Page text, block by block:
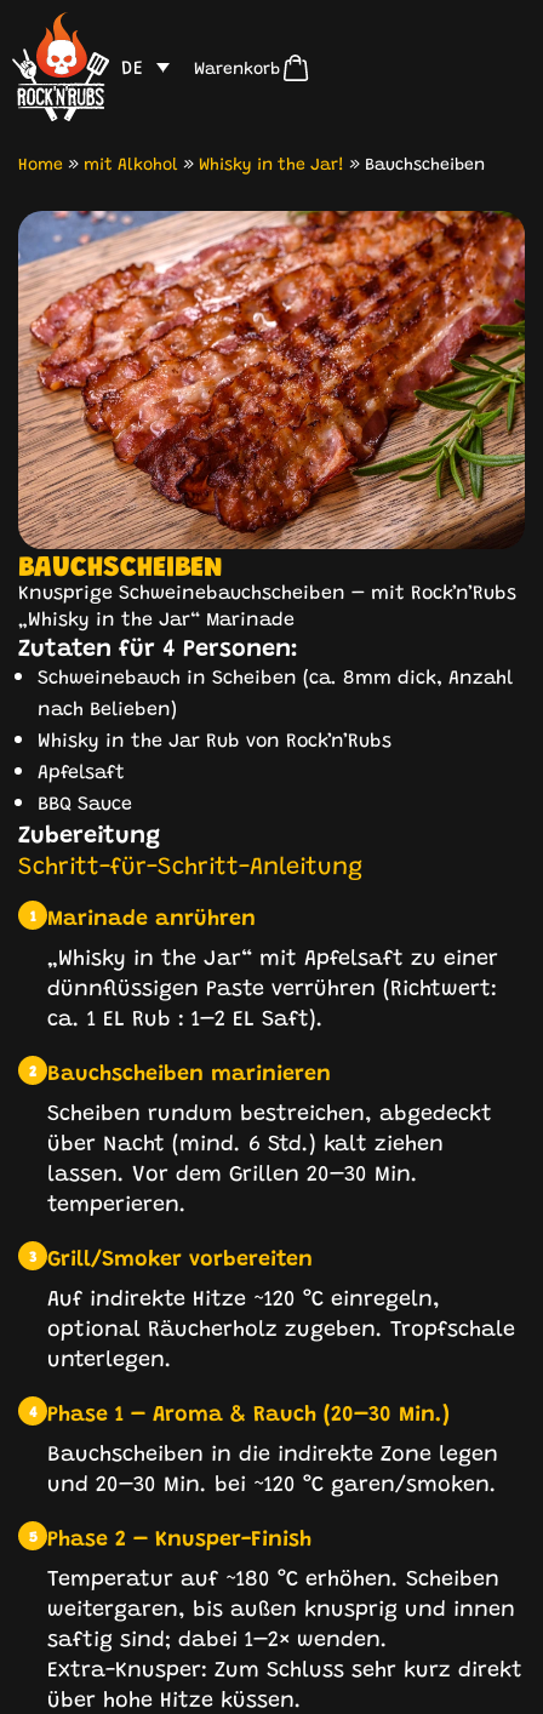
DE Warenkorb
Home » mit Alkohol » Whisky in the Jar! » Bauchscheiben
BAUCHSCHEIBEN
Knusprige Schweinebauchscheiben – mit Rock’n’Rubs
„Whisky in the Jar“ Marinade
Zutaten für 4 Personen:
Schweinebauch in Scheiben (ca. 8mm dick, Anzahl
nach Belieben)
Whisky in the Jar Rub von Rock’n’Rubs
Apfelsaft
BBQ Sauce
Zubereitung
Schritt-für-Schritt-Anleitung
1 Marinade anrühren
„Whisky in the Jar“ mit Apfelsaft zu einer
dünnflüssigen Paste verrühren (Richtwert:
ca. 1 EL Rub : 1–2 EL Saft).
2 Bauchscheiben marinieren
Scheiben rundum bestreichen, abgedeckt
über Nacht (mind. 6 Std.) kalt ziehen
lassen. Vor dem Grillen 20–30 Min.
temperieren.
3 Grill/Smoker vorbereiten
Auf indirekte Hitze ~120 °C einregeln,
optional Räucherholz zugeben. Tropfschale
unterlegen.
4 Phase 1 – Aroma & Rauch (20–30 Min.)
Bauchscheiben in die indirekte Zone legen
und 20–30 Min. bei ~120 °C garen/smoken.
5 Phase 2 – Knusper-Finish
Temperatur auf ~180 °C erhöhen. Scheiben
weitergaren, bis außen knusprig und innen
saftig sind; dabei 1–2× wenden.
Extra-Knusper: Zum Schluss sehr kurz direkt
über hohe Hitze küssen.